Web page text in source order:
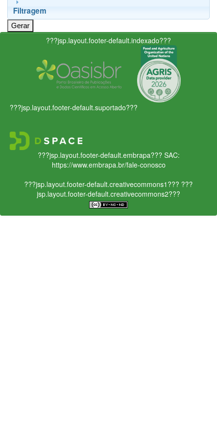
Filtragem
???jsp.layout.footer-default.indexado???
???jsp.layout.footer-default.suportado???
???jsp.layout.footer-default.embrapa??? SAC:
https://www.embrapa.br/fale-conosco
???jsp.layout.footer-default.creativecommons1??? ???
jsp.layout.footer-default.creativecommons2???